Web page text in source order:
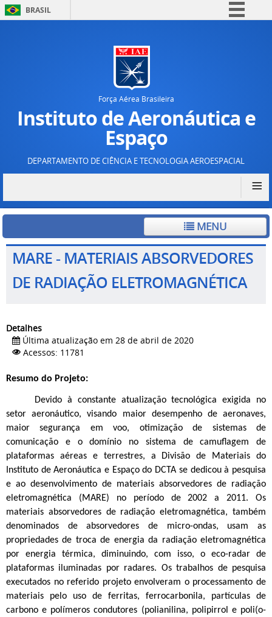
BRASIL
Canais
Força Aérea Brasileira
Instituto de Aeronáutica e
Espaço
DEPARTAMENTO DE CIÊNCIA E TECNOLOGIA AEROESPACIAL
≡
MENU
MARE - MATERIAIS ABSORVEDORES
DE RADIAÇÃO ELETROMAGNÉTICA
Detalhes
Última atualização em 28 de abril de 2020
Acessos: 11781
Resumo do Projeto:
Devido à constante atualização tecnológica exigida no
setor aeronáutico, visando maior desempenho de aeronaves,
maior segurança em voo, otimização de sistemas de
comunicação e o domínio no sistema de camuflagem de
plataformas aéreas e terrestres, a Divisão de Materiais do
Instituto de Aeronáutica e Espaço do DCTA se dedicou à pesquisa
e ao desenvolvimento de materiais absorvedores de radiação
eletromagnética (MARE) no período de 2002 a 2011. Os
materiais absorvedores de radiação eletromagnética, também
denominados de absorvedores de micro-ondas, usam as
propriedades de troca de energia da radiação eletromagnética
por energia térmica, diminuindo, com isso, o eco-radar de
plataformas iluminadas por radares. Os trabalhos de pesquisa
executados no referido projeto envolveram o processamento de
materiais pelo uso de ferritas, ferrocarbonila, partículas de
carbono e polímeros condutores (polianilina, polipirrol e poli(o-